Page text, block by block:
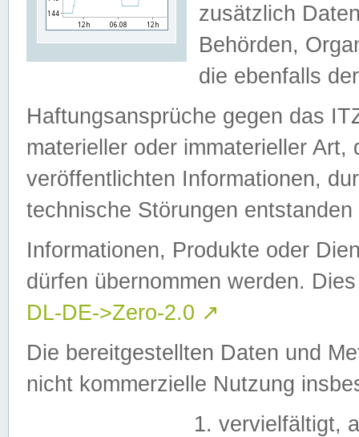
zusätzlich
Behörden,
die ebenfalls
Haftungsansprüche gegen das
materieller oder immaterieller
veröffentlichten Informationen,
technische Störungen
Informationen, Produkte oder
dürfen übernommen werden.
DL-DE->Zero-2.0 ↗
Die bereitgestellten Daten und
nicht kommerzielle Nutzung
vervielfältigt,